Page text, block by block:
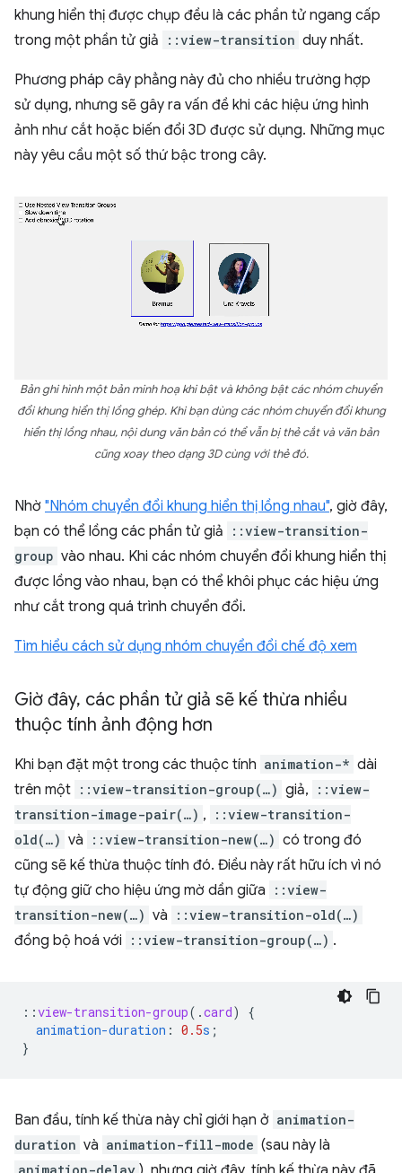
khung hiển thị được chụp đều là các phần tử ngang cấp
trong một phần tử giả
::view-transition duy nhất.
Phương pháp cây phẳng này đủ cho nhiều trường hợp
sử dụng, nhưng sẽ gây ra vấn đề khi các hiệu ứng hình
ảnh như cắt hoặc biến đổi 3D được sử dụng. Những mục
này yêu cầu một số thứ bậc trong cây.
Bản ghi hình một bản minh hoạ khi bật và không bật các nhóm chuyển
đổi khung hiển thị lồng ghép. Khi bạn dùng các nhóm chuyển đổi khung
hiển thị lồng nhau, nội dung văn bản có thể vẫn bị thẻ cắt và văn bản
cũng xoay theo dạng 3D cùng với thẻ đó.
Nhờ "Nhóm chuyển đổi khung hiển thị lồng nhau", giờ đây,
bạn có thể lồng các phần tử giả
::view-transition-
group vào nhau. Khi các nhóm chuyển đổi khung hiển thị
được lồng vào nhau, bạn có thể khôi phục các hiệu ứng
như cắt trong quá trình chuyển đổi.
Tìm hiểu cách sử dụng nhóm chuyển đổi chế độ xem
Giờ đây, các phần tử giả sẽ kế thừa nhiều
thuộc tính ảnh động hơn
Khi bạn đặt một trong các thuộc tính animation-* dài
trên một ::view-transition-group(…) giả,
::view-
transition-image-pair(…) ,
::view-transition-
old(…) và ::view-transition-new(…) có trong đó
cũng sẽ kế thừa thuộc tính đó. Điều này rất hữu ích vì nó
tự động giữ cho hiệu ứng mờ dần giữa
::view-
transition-new(…) và ::view-transition-old(…)
đồng bộ hoá với ::view-transition-group(…) .
::view-transition-group( .card)
{
animation-duration : 0.5s ;
}
Ban đầu, tính kế thừa này chỉ giới hạn ở animation-
duration và animation-fill-mode (sau này là